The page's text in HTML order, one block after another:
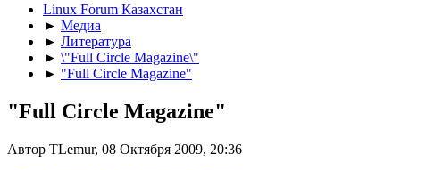
Linux Forum Казахстан
► Медиа
► Литература
► \"Full Circle Magazine\"
► "Full Circle Magazine"
"Full Circle Magazine"
Автор TLemur, 08 Октября 2009, 20:36